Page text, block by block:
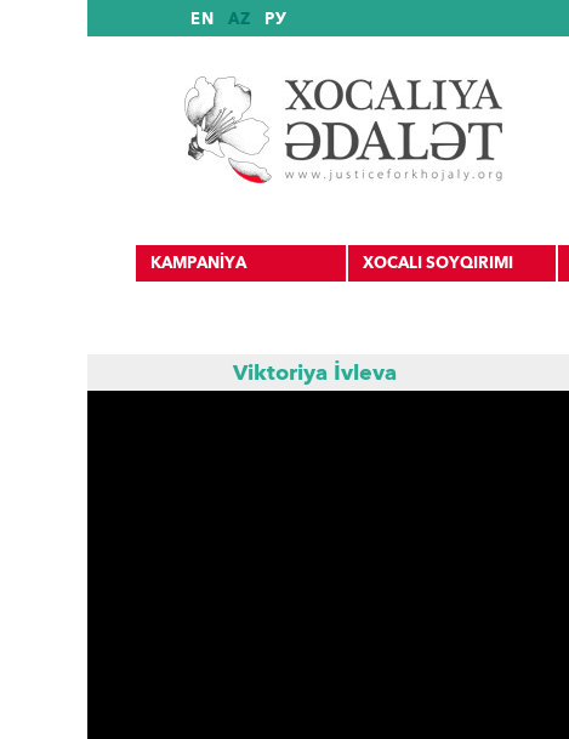
EN AZ РУ
KAMPANİYA XOCALI SOYQIRIMI
Viktoriya İvleva